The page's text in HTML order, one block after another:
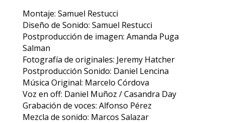
Montaje: Samuel Restucci
Diseño de Sonido: Samuel Restucci
Postproducción de imagen: Amanda Puga
Salman
Fotografía de originales: Jeremy Hatcher
Postproducción Sonido: Daniel Lencina
Música Original: Marcelo Córdova
Voz en off: Daniel Muñoz / Casandra Day
Grabación de voces: Alfonso Pérez
Mezcla de sonido: Marcos Salazar